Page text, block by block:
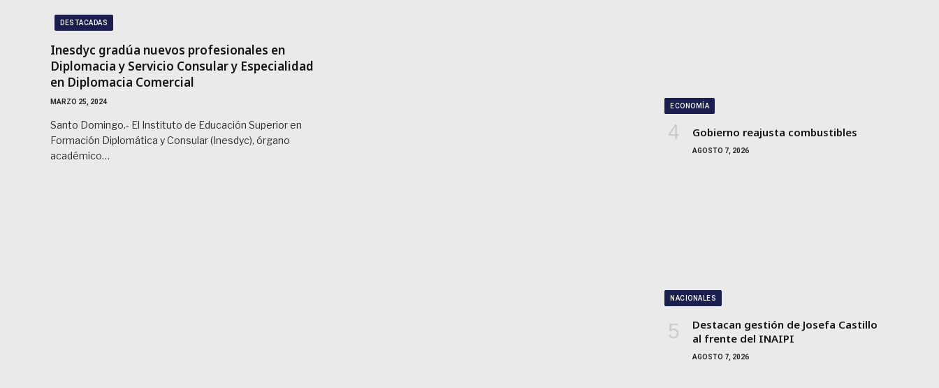
DESTACADAS
Inesdyc gradúa nuevos profesionales en
Diplomacia y Servicio Consular y Especialidad
en Diplomacia Comercial
MARZO 25, 2024
Santo Domingo.- El Instituto de Educación Superior en
Formación Diplomática y Consular (Inesdyc), órgano
académico…
ECONOMÍA
Gobierno reajusta combustibles
AGOSTO 7, 2026
NACIONALES
Destacan gestión de Josefa Castillo
al frente del INAIPI
AGOSTO 7, 2026